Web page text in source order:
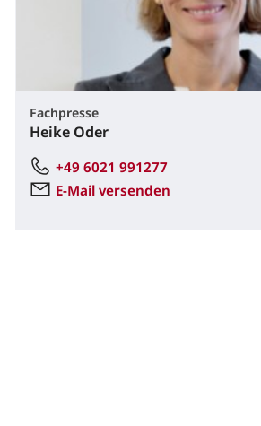
Fachpresse
Heike Oder
+49 6021 991277
E-Mail versenden